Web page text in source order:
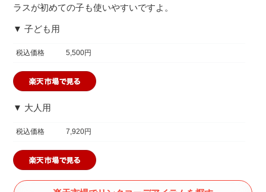
ラスが初めての子も使いやすいですよ。
▼ 子ども用
税込価格 5,500円
▼ 大人用
税込価格 7,920円